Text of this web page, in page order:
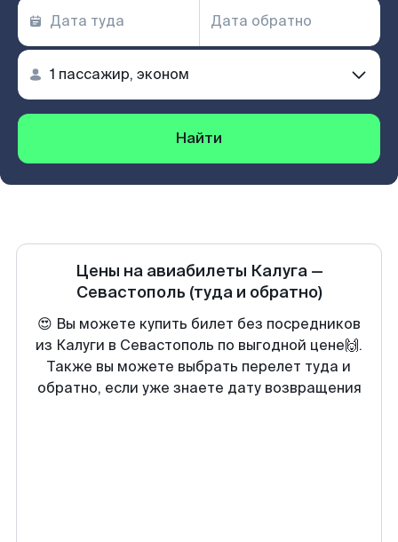
Найти
Цены на авиабилеты Калуга—
Севастополь (туда и обратно)
😍 Вы можете купить билет без посредников
из Калуги в Севастополь по выгодной цене🙌.
Также вы можете выбрать перелет туда и
обратно, если уже знаете дату возвращения